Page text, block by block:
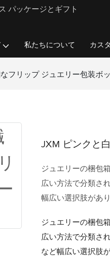
パッケージとギフト
私たちについて カス
フリップ ジュエリー包装ボ
JXM ピンクと
ジュエリーの梱包
広い方法で分類さ
幅広い選択肢があ
ジュエリーの梱包
広い方法で分類さ
など幅広い選択肢